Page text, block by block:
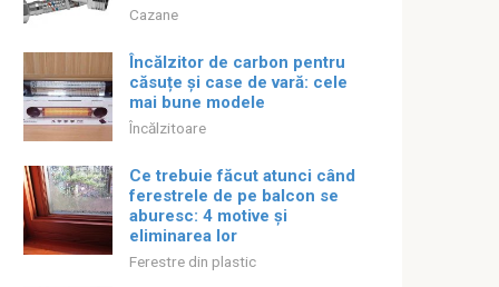
Cazane
Încălzitor de carbon pentru
căsuțe și case de vară: cele
mai bune modele
Încălzitoare
Ce trebuie făcut atunci când
ferestrele de pe balcon se
aburesc: 4 motive și
eliminarea lor
Ferestre din plastic